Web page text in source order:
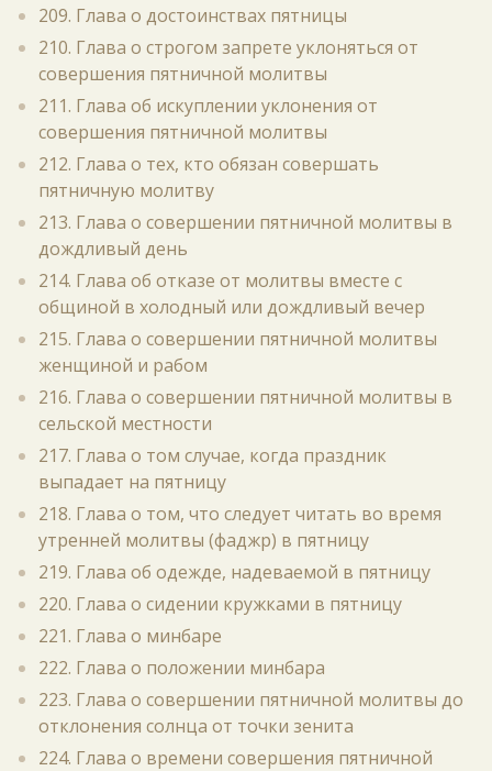
209. Глава о достоинствах пятницы
210. Глава о строгом запрете уклоняться от
совершения пятничной молитвы
211. Глава об искуплении уклонения от
совершения пятничной молитвы
212. Глава о тех, кто обязан совершать
пятничную молитву
213. Глава о совершении пятничной молитвы в
дождливый день
214. Глава об отказе от молитвы вместе с
общиной в холодный или дождливый вечер
215. Глава о совершении пятничной молитвы
женщиной и рабом
216. Глава о совершении пятничной молитвы в
сельской местности
217. Глава о том случае, когда праздник
выпадает на пятницу
218. Глава о том, что следует читать во время
утренней молитвы (фаджр) в пятницу
219. Глава об одежде, надеваемой в пятницу
220. Глава о сидении кружками в пятницу
221. Глава о минбаре
222. Глава о положении минбара
223. Глава о совершении пятничной молитвы до
отклонения солнца от точки зенита
224. Глава о времени совершения пятничной